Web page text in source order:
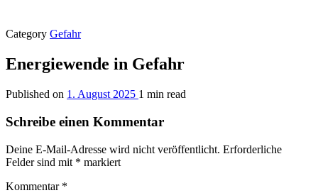
Category Gefahr
Energiewende in Gefahr
Published on 1. August 2025 1 min read
Schreibe einen Kommentar
Deine E-Mail-Adresse wird nicht veröffentlicht. Erforderliche
Felder sind mit * markiert
Kommentar *